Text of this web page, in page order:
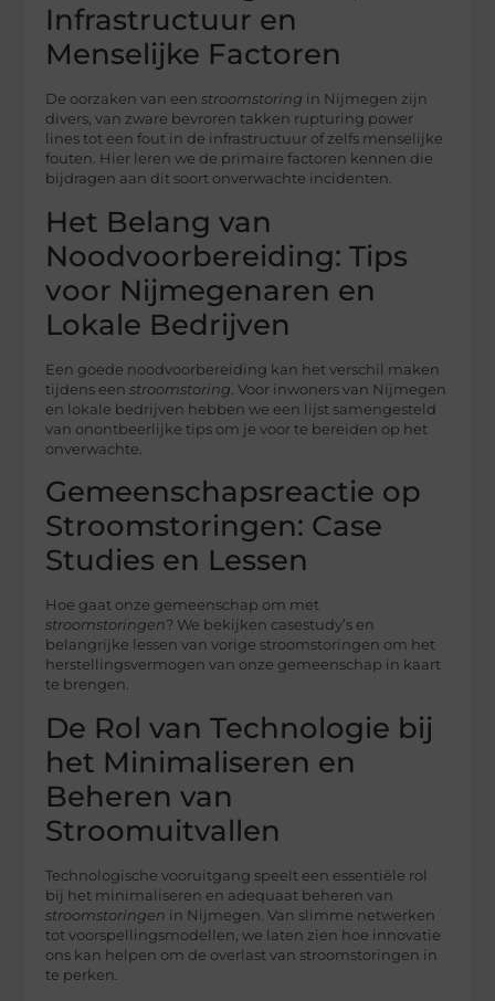
Infrastructuur en
Menselijke Factoren
De oorzaken van eenstroomstoring in Nijmegen zijn
divers, van zware bevroren takken rupturing power
lines tot een fout in de infrastructuur of zelfs menselijke
fouten. Hier leren we de primaire factoren kennen die
bijdragen aan dit soort onverwachte incidenten.
Het Belang van
Noodvoorbereiding: Tips
voor Nijmegenaren en
Lokale Bedrijven
Een goede noodvoorbereiding kan het verschil maken
tijdens een stroomstoring . Voor inwoners van Nijmegen
en lokale bedrijven hebben we een lijst samengesteld
van onontbeerlijke tips om je voor te bereiden op het
onverwachte.
Gemeenschapsreactie op
Stroomstoringen: Case
Studies en Lessen
Hoe gaat onze gemeenschap om met
stroomstoringen? We bekijken casestudy’s en
belangrijke lessen van vorige stroomstoringen om het
herstellingsvermogen van onze gemeenschap in kaart
te brengen.
De Rol van Technologie bij
het Minimaliseren en
Beheren van
Stroomuitvallen
Technologische vooruitgang speelt een essentiële rol
bij het minimaliseren en adequaat beheren van
stroomstoringen in Nijmegen. Van slimme netwerken
tot voorspellingsmodellen, we laten zien hoe innovatie
ons kan helpen om de overlast van stroomstoringen in
te perken.